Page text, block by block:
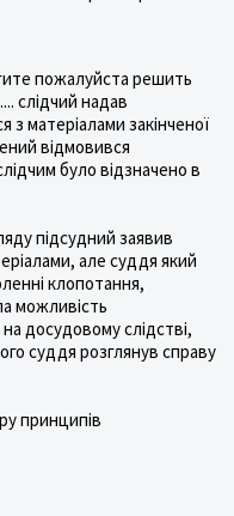
пожалуйста решить
слідчий надав
матеріалами закінченої
відмовився
було відзначено в
підсудний заявив
але суддя який
клопотання,
можливість
досудовому слідстві,
суддя розглянув справу
принципів